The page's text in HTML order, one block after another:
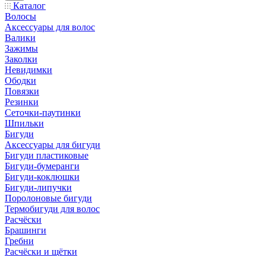
Каталог
Волосы
Аксессуары для волос
Валики
Зажимы
Заколки
Невидимки
Ободки
Повязки
Резинки
Сеточки-паутинки
Шпильки
Бигуди
Аксессуары для бигуди
Бигуди пластиковые
Бигуди-бумеранги
Бигуди-коклюшки
Бигуди-липучки
Поролоновые бигуди
Термобигуди для волос
Расчёски
Брашинги
Гребни
Расчёски и щётки